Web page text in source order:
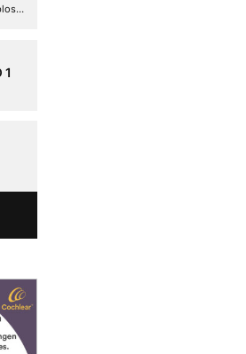
algemeen, hooroplossingen, hoorproblemen, samenleving & maatschappij
1